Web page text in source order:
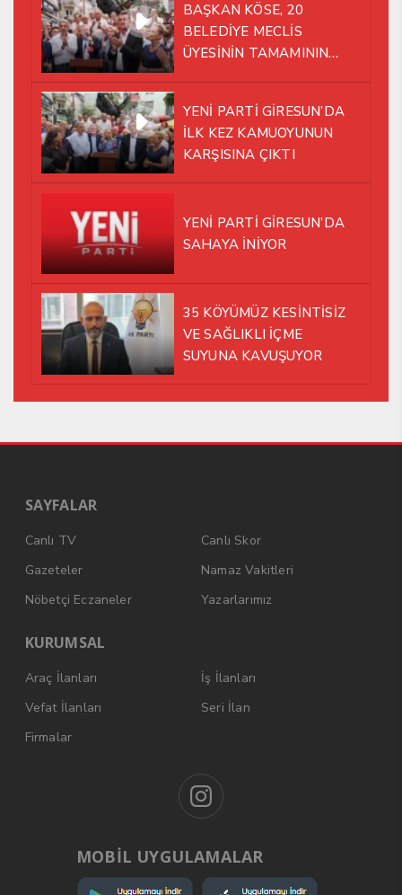
BAŞKAN KÖSE, 20
BELEDİYE MECLİS
ÜYESİNİN TAMAMININ
YÜRÜMEYE KARAR VERDİK
YENİ PARTİ GİRESUN’DA
İLK KEZ KAMUOYUNUN
KARŞISINA ÇIKTI
YENİ PARTİ GİRESUN’DA
SAHAYA İNİYOR
35 KÖYÜMÜZ KESİNTİSİZ
VE SAĞLIKLI İÇME
SUYUNA KAVUŞUYOR
SAYFALAR
Canlı TV
Canlı Skor
Gazeteler
Namaz Vakitleri
Nöbetçi Eczaneler
Yazarlarımız
KURUMSAL
Araç İlanları
İş İlanları
Vefat İlanları
Seri İlan
Firmalar
MOBİL UYGULAMALAR